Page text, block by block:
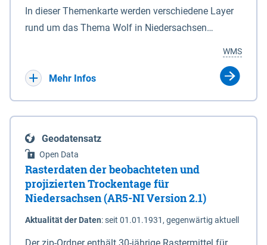
Schutz eines Gebietes vor erhöhten Tiden, vor allem
vor Sturmfluten, zu dienen bestimmt sind (§2 Abs.3
Eigenschaft eines Sperrwerkes durch Widmung, die
die Deichbehörde durch Verordnung ausspricht.
In dieser Themenkarte werden verschiedene Layer
rund um das Thema Wolf in Niedersachsen
sowie Status der bestehenden Wolfsterritorien im
laufenden Monitoringjahr.
WMS
Mehr Infos
Geodatensatz
Open Data
Rasterdaten der beobachteten und
projizierten Trockentage für
Niedersachsen (AR5-NI Version 2.1)
Aktualität der Daten:seit 01.01.1931, gegenwärtig aktuell